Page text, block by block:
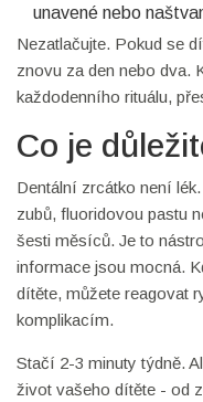
unavené nebo
Nezatlačujte. Pokud se
znovu za den nebo dva.
každodenního rituálu,
Co je
Dentální zrcátko není
zubů, fluoridovou pastu
šesti měsíců. Je to
informace jsou mocná.
dítěte, můžete reagovat
komplikacím.
Stačí 2-3 minuty týdně.
život vašeho dítěte - od